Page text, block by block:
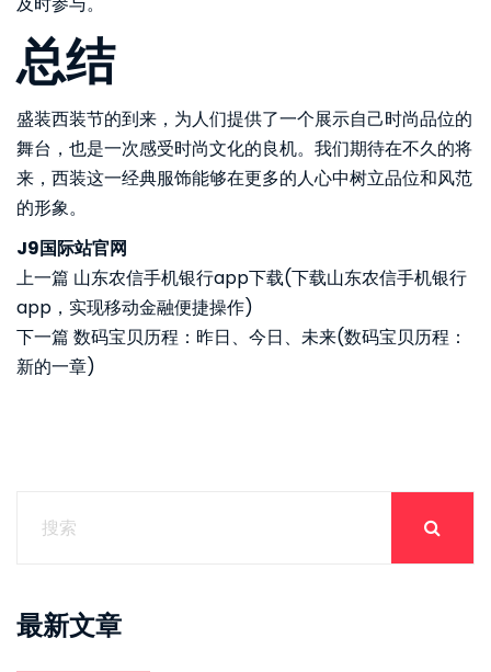
总结
盛装西装节的到来，为人们提供了一个展示自己时尚品位的
舞台，也是一次感受时尚文化的良机。我们期待在不久的将
来，西装这一经典服饰能够在更多的人心中树立品位和风范
的形象。
J9国际站官网
上一篇 山东农信手机银行app下载(下载山东农信手机银行
app，实现移动金融便捷操作)
下一篇 数码宝贝历程：昨日、今日、未来(数码宝贝历程：
新的一章)
最新文章